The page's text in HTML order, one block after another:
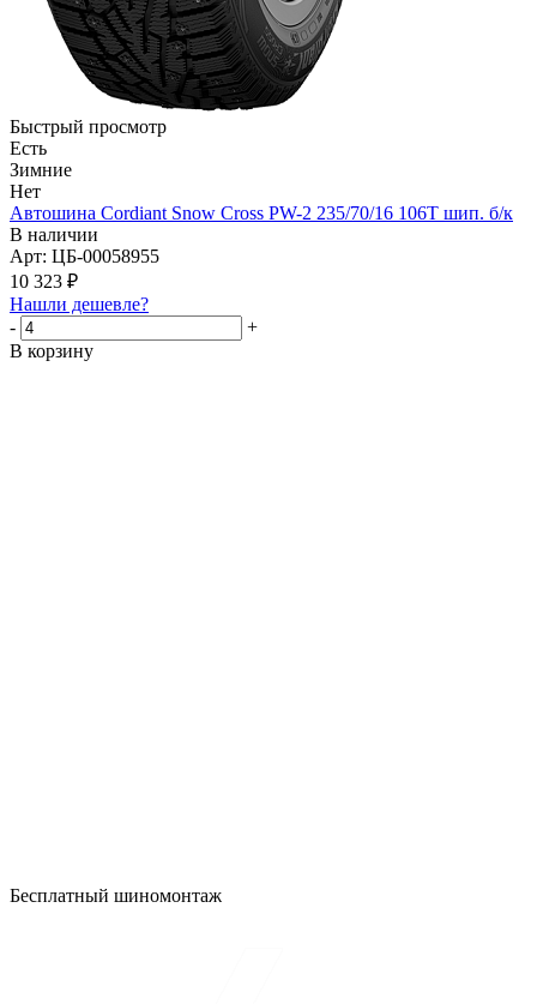
Быстрый просмотр
Есть
Зимние
Нет
Автошина Cordiant Snow Cross PW-2 235/70/16 106T шип. б/к
В наличии
Арт: ЦБ-00058955
10 323 ₽
Нашли дешевле?
-
+
В корзину
Бесплатный шиномонтаж